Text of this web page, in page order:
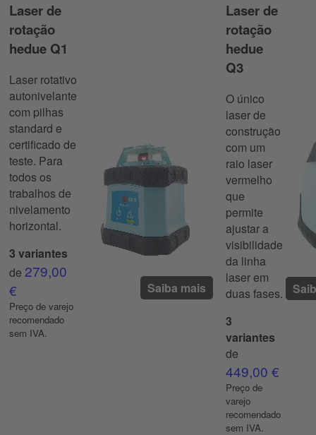
Laser de
rotação
hedue Q1
Laser rotativo
autonivelante
com pilhas
standard e
certificado de
teste. Para
todos os
trabalhos de
nivelamento
horizontal.
3 variantes
de 279,00
€
Preço de varejo
recomendado
sem IVA.
Saiba mais
Laser de
rotação
hedue
Q3
O único
laser de
construção
com um
raio laser
vermelho
que
permite
ajustar a
visibilidade
da linha
laser em
duas fases.
3
variantes
de
449,00 €
Preço de
varejo
recomendado
sem IVA.